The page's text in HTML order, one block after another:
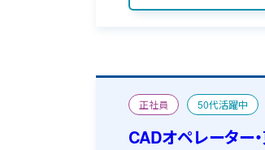
正社員 50代活躍中
CAD求人特集
宿舎あり
CADオペレーター